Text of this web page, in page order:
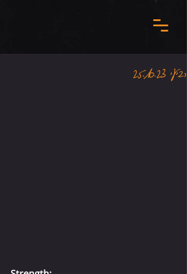
רביעי 25.10.23